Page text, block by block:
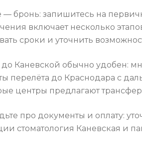
бронь: запишитесь на
включает несколько
сроки и уточнить
Каневской обычно удобен:
перелёта до Краснодара с
центры предлагают
про документы и оплату:
стоматология Каневская и